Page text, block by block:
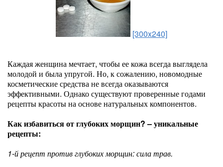
[300x240]
Каждая женщина мечтает, чтобы ее кожа всегда выглядела
молодой и была упругой. Но, к сожалению, новомодные
косметические средства не всегда оказываются
эффективными. Однако существуют проверенные годами
рецепты красоты на основе натуральных компонентов.
Как избавиться от глубоких морщин? – уникальные
рецепты:
1-й рецепт против глубоких морщин: сила трав.